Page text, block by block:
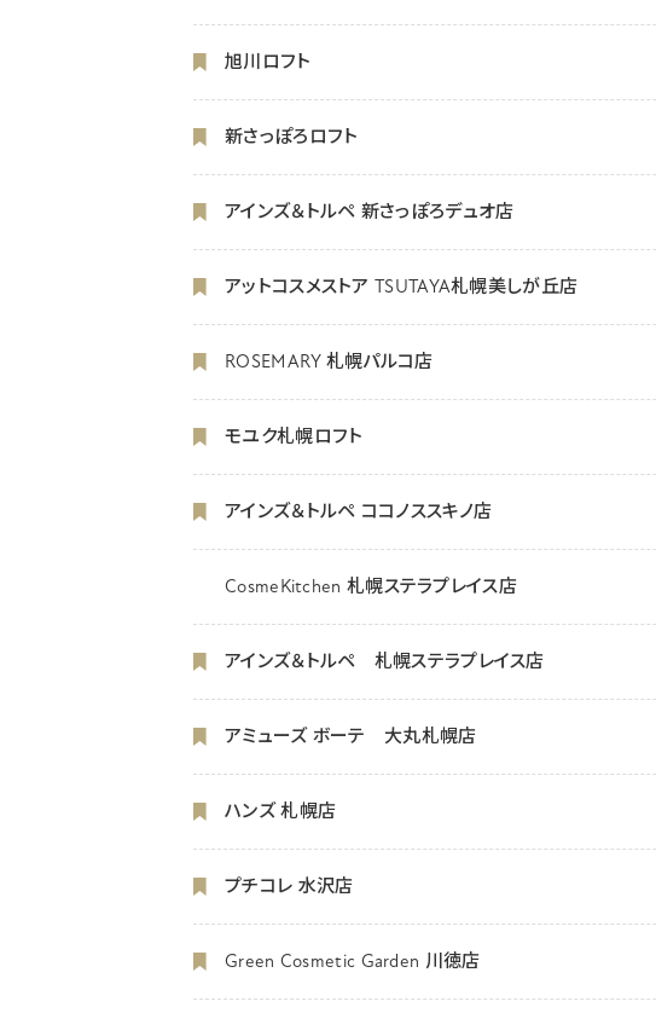
旭川ロフト
新さっぽろロフト
アインズ＆トルペ 新さっぽろデュオ店
アットコスメストア TSUTAYA札幌美しが丘店
ROSEMARY 札幌パルコ店
モユク札幌ロフト
アインズ＆トルペ ココノススキノ店
CosmeKitchen 札幌ステラプレイス店
アインズ＆トルペ 札幌ステラプレイス店
アミューズ ボーテ 大丸札幌店
ハンズ 札幌店
プチコレ 水沢店
Green Cosmetic Garden 川徳店